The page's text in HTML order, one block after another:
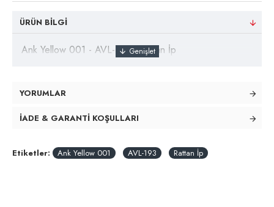
ÜRÜN BILGI
Ank Yellow 001 - AVL-193 - Rattan İp
YORUMLAR
İADE & GARANTI KOŞULLARI
Etiketler: Ank Yellow 001 AVL-193 Rattan İp